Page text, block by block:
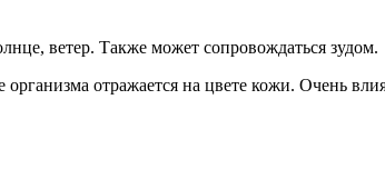
ветер. Также может сопровождаться зудом.
отражается на цвете кожи. Очень